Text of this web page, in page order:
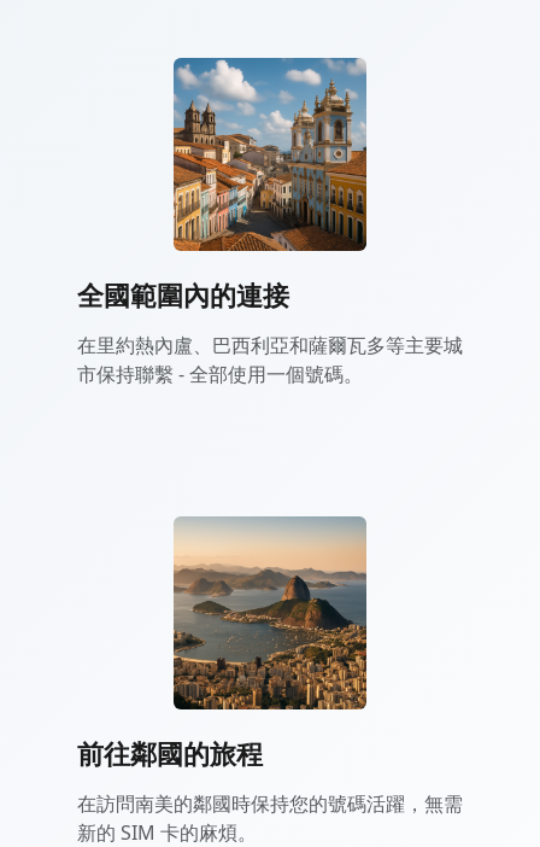
全國範圍內的連接
在里約熱內盧、巴西利亞和薩爾瓦多等主要城
市保持聯繫 - 全部使用一個號碼。
前往鄰國的旅程
在訪問南美的鄰國時保持您的號碼活躍，無需
新的 SIM 卡的麻煩。